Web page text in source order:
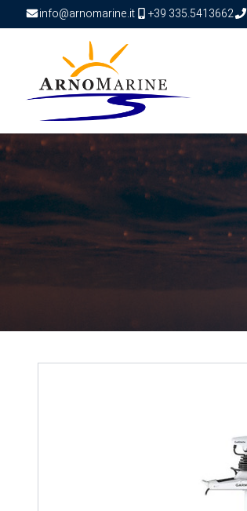
info@arnomarine.it +39 335.5413662